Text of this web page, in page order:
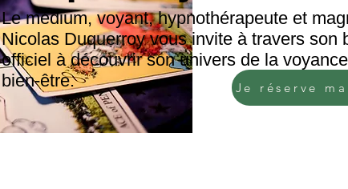
Le médium, voyant, hypnothérapeute et
Nicolas Duquerroy vous invite à travers son
officiel à découvrir son univers de la
bien-être.
Je réserve